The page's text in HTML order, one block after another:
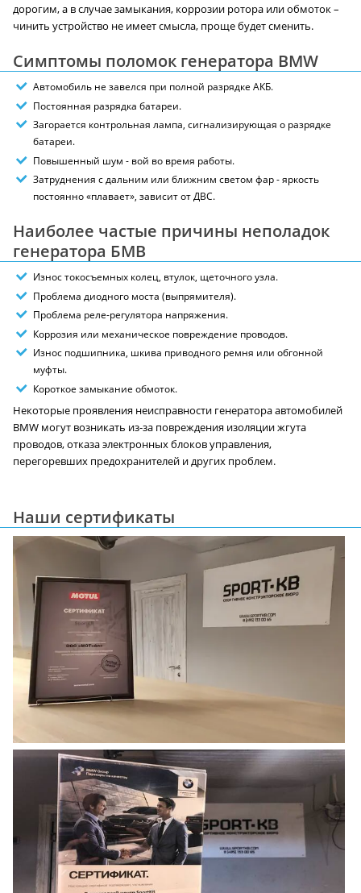
дорогим, а в случае замыкания, коррозии ротора или обмоток –
чинить устройство не имеет смысла, проще будет сменить.
Симптомы поломок генератора BMW
Автомобиль не завелся при полной разрядке АКБ.
Постоянная разрядка батареи.
Загорается контрольная лампа, сигнализирующая о разрядке
батареи.
Повышенный шум - вой во время работы.
Затруднения с дальним или ближним светом фар - яркость
постоянно «плавает», зависит от ДВС.
Наиболее частые причины неполадок
генератора БМВ
Износ токосъемных колец, втулок, щеточного узла.
Проблема диодного моста (выпрямителя).
Проблема реле-регулятора напряжения.
Коррозия или механическое повреждение проводов.
Износ подшипника, шкива приводного ремня или обгонной
муфты.
Короткое замыкание обмоток.
Некоторые проявления неисправности генератора автомобилей
BMW могут возникать из-за повреждения изоляции жгута
проводов, отказа электронных блоков управления,
перегоревших предохранителей и других проблем.
Наши сертификаты